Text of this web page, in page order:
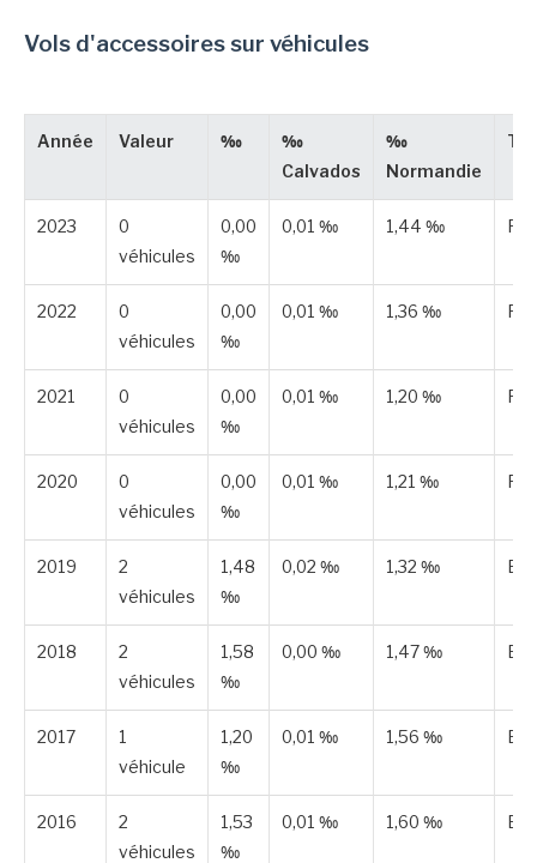
Vols d'accessoires sur véhicules
Année Valeur ‰
‰
Calvados
‰
Normandie
2023
0
véhicules
0,00
‰
0,01 ‰ 1,44 ‰
2022
0
véhicules
0,00
‰
0,01 ‰ 1,36 ‰
2021
0
véhicules
0,00
‰
0,01 ‰ 1,20 ‰
2020
0
véhicules
0,00
‰
0,01 ‰ 1,21 ‰
2019
2
véhicules
1,48
‰
0,02 ‰ 1,32 ‰
2018
2
véhicules
1,58
‰
0,00 ‰ 1,47 ‰
2017
1
véhicule
1,20
‰
0,01 ‰ 1,56 ‰
2016
2
véhicules
1,53
‰
0,01 ‰ 1,60 ‰